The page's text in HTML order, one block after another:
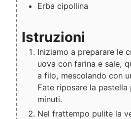
Erba cipollina
Istruzioni
Iniziamo a preparare le
uova con farina e sale,
a filo, mescolando con
Fate riposare la pastella
minuti.
Nel frattempo pulite la